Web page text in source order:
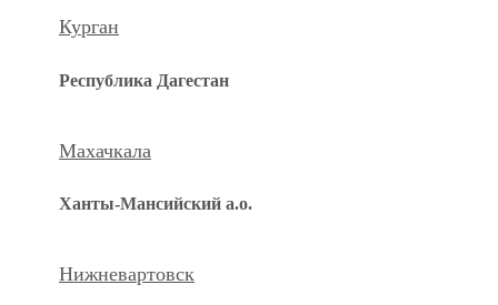
Курган
Республика Дагестан
Махачкала
Ханты-Мансийский а.о.
Нижневартовск